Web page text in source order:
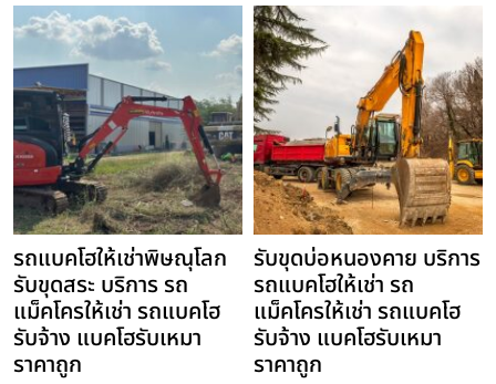
รถแบคโฮให้เช่าพิษณุโลก
รับขุดสระ บริการ รถ
แม็คโครให้เช่า รถแบคโฮ
รับจ้าง แบคโฮรับเหมา
ราคาถูก
รับขุดบ่อหนองคาย บริการ
รถแบคโฮให้เช่า รถ
แม็คโครให้เช่า รถแบคโฮ
รับจ้าง แบคโฮรับเหมา
ราคาถูก